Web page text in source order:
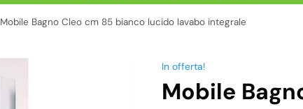
Mobile Bagno Cleo cm 85 bianco lucido lavabo integrale
In offerta!
Mobile